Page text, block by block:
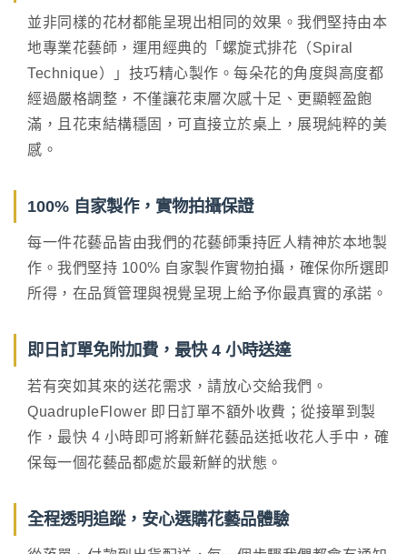
並非同樣的花材都能呈現出相同的效果。我們堅持由本
地專業花藝師，運用經典的「螺旋式排花（Spiral
Technique）」技巧精心製作。每朵花的角度與高度都
經過嚴格調整，不僅讓花束層次感十足、更顯輕盈飽
滿，且花束結構穩固，可直接立於桌上，展現純粹的美
感。
100% 自家製作，實物拍攝保證
每一件花藝品皆由我們的花藝師秉持匠人精神於本地製
作。我們堅持 100% 自家製作實物拍攝，確保你所選即
所得，在品質管理與視覺呈現上給予你最真實的承諾。
即日訂單免附加費，最快 4 小時送達
若有突如其來的送花需求，請放心交給我們。
QuadrupleFlower 即日訂單不額外收費；從接單到製
作，最快 4 小時即可將新鮮花藝品送抵收花人手中，確
保每一個花藝品都處於最新鮮的狀態。
全程透明追蹤，安心選購花藝品體驗